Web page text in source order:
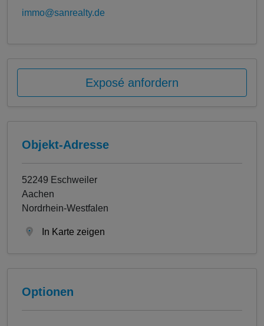
immo@sanrealty.de
Exposé anfordern
Objekt-Adresse
52249 Eschweiler
Aachen
Nordrhein-Westfalen
In Karte zeigen
Optionen